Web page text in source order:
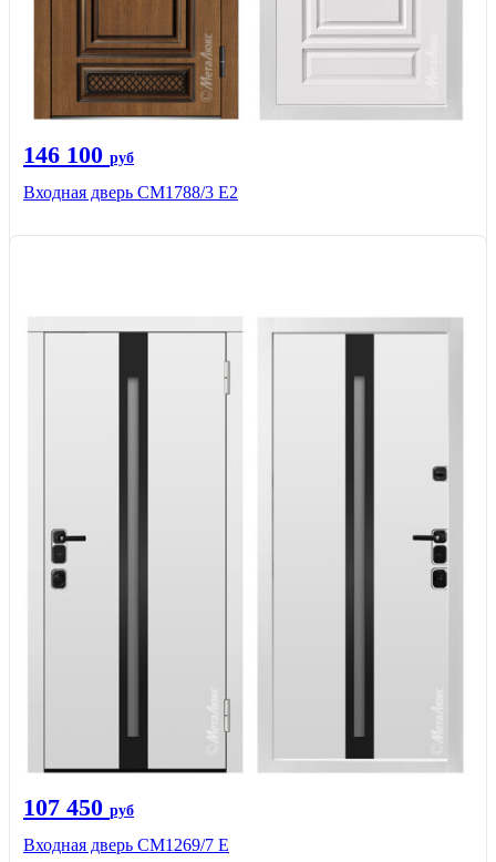
146 100 руб
Входная дверь СМ1788/3 Е2
107 450 руб
Входная дверь CМ1269/7 Е